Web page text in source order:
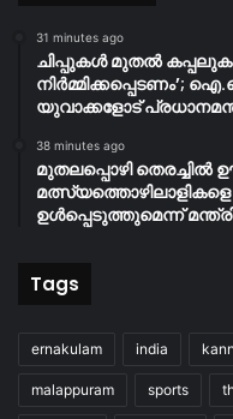
31 minutes ago
ചിപ്പുകൾ മുതൽ
നിർമ്മിക്കപ്പെടണം’;
യുവാക്കളോട്
38 minutes ago
മുതലപ്പൊഴി തെരച്ചിൽ
ഉൾപ്പെടുത്തുമെന്ന്
Tags
ernakulam india
malappuram sports